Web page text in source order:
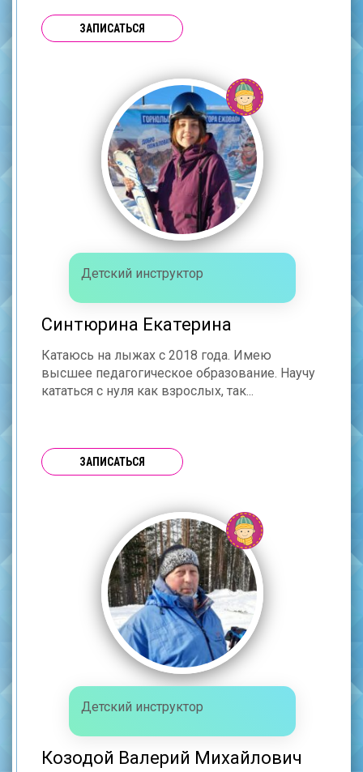
ЗАПИСАТЬСЯ
Детский инструктор
Синтюрина Екатерина
Катаюсь на лыжах с 2018 года. Имею
высшее педагогическое образование. Научу
кататься с нуля как взрослых, так...
ЗАПИСАТЬСЯ
Детский инструктор
Козодой Валерий Михайлович